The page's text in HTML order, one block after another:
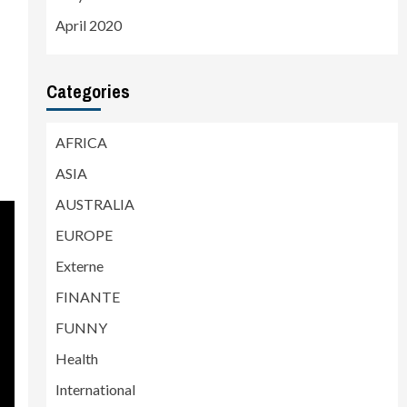
April 2020
Categories
AFRICA
ASIA
AUSTRALIA
EUROPE
Externe
FINANTE
FUNNY
Health
International